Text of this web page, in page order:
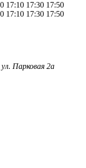
17:10 17:30 17:50
17:10 17:30 17:50
Парковая 2а